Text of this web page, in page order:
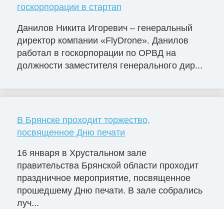
госкорпорации в стартап
Данилов Никита Игоревич – генеральный
директор компании «FlyDrone». Данилов
работал в госкорпорации по ОРВД на
должности заместителя генерального дир...
В Брянске проходит торжество,
посвященное Дню печати
16 января в Хрустальном зале
правительства Брянской области проходит
праздничное мероприятие, посвященное
прошедшему Дню печати. В зале собрались
луч...